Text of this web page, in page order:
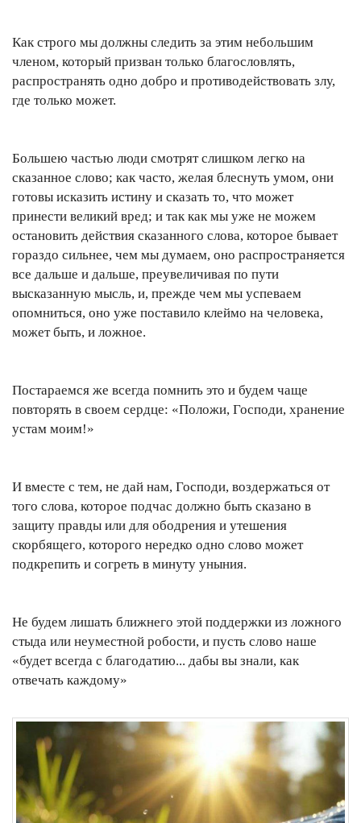
Как строго мы должны следить за этим небольшим
членом, который призван только благословлять,
распространять одно добро и противодействовать злу,
где только может.
Большею частью люди смотрят слишком легко на
сказанное слово; как часто, желая блеснуть умом, они
готовы исказить истину и сказать то, что может
принести великий вред; и так как мы уже не можем
остановить действия сказанного слова, которое бывает
гораздо сильнее, чем мы думаем, оно распространяется
все дальше и дальше, преувеличивая по пути
высказанную мысль, и, прежде чем мы успеваем
опомниться, оно уже поставило клеймо на человека,
может быть, и ложное.
Постараемся же всегда помнить это и будем чаще
повторять в своем сердце: «Положи, Господи, хранение
устам моим!»
И вместе с тем, не дай нам, Господи, воздержаться от
того слова, которое подчас должно быть сказано в
защиту правды или для ободрения и утешения
скорбящего, которого нередко одно слово может
подкрепить и согреть в минуту уныния.
Не будем лишать ближнего этой поддержки из ложного
стыда или неуместной робости, и пусть слово наше
«будет всегда с благодатию... дабы вы знали, как
отвечать каждому»